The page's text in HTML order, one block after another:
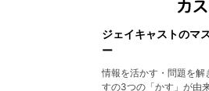
ジェイキャストのマ
ー
情報を活かす・問題を解
すの3つの「かす」が由